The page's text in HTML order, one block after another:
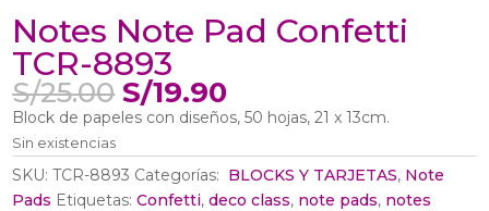
Notes Note Pad Confetti
TCR-8893
S/25.00 El
precio
era:
S/25.00.
S/19.90
precio
es:
S/19.90.
Block de papeles con diseños, 50 hojas, 21 x 13cm.
Sin existencias
SKU:TCR-8893 Categorías: ‎ BLOCKS Y TARJETAS, Note
Pads Etiquetas:Confetti,deco class, note pads, notes